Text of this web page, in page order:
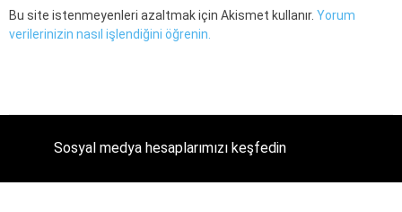
Bu site istenmeyenleri azaltmak için Akismet kullanır. Yorum
verilerinizin nasıl işlendiğini öğrenin.
Sosyal medya hesaplarımızı keşfedin